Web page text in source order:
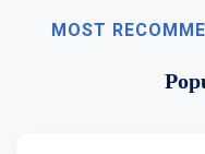
MOST